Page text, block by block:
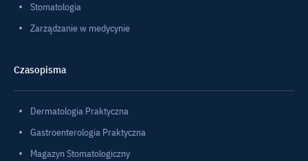
Stomatologia
Zarządzanie w medycynie
Czasopisma
Dermatologia Praktyczna
Gastroenterologia Praktyczna
Magazyn Stomatologiczny